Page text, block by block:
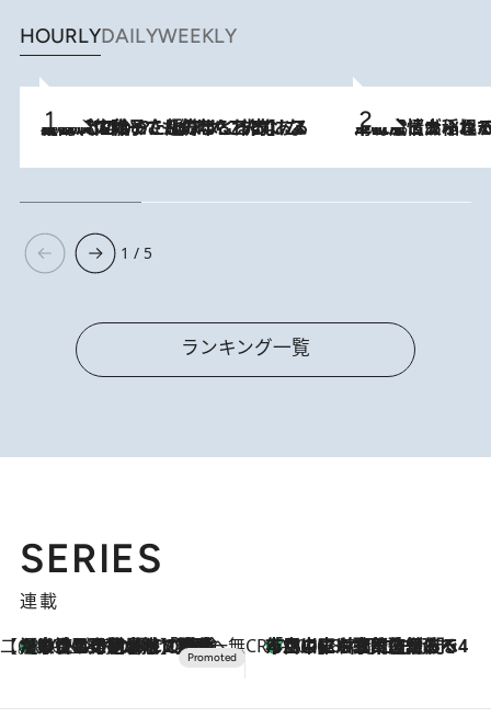
HOURLYDAILYWEEKLY
2026.8.5
【阿川佐和子さんの年とる力】なぜ70代で始めた趣味は“こんなに楽しい”のか？ ピアノ、俳句…スランプに陥っても続けられる“ある秘訣”とは 2026.8.5
下町風情あふれる台北屈指の人気エリア・大稲埕でセンスのいい台湾土産《ヴ
1 / 5
ランキング一覧
SERIES
連載
【CREA×星野リゾート】唯一無二。癒しと発見が待つ場所へ
2026.8.7
【トンボの足水浴】ヒノキの香りに包まれて涼感マックス！約13℃の湧水かけ流しを避暑地「星野温泉 トンボの湯」で体験 CREA'S CHOICE
2026.8.7
「立川にも歌舞伎があるんだよ」 片岡仁左衛門・市川中車ら豪華座組みで4年目の立川立飛歌舞伎へ